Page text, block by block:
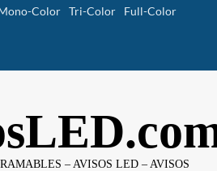
Color Tri-Color
Full-Color
– AVISOS LED – AVISOS